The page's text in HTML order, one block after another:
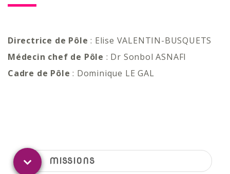
Directrice de Pôle : Elise VALENTIN-BUSQUETS
Médecin chef de Pôle : Dr Sonbol ASNAFI
Cadre de Pôle : Dominique LE GAL
MISSIONS